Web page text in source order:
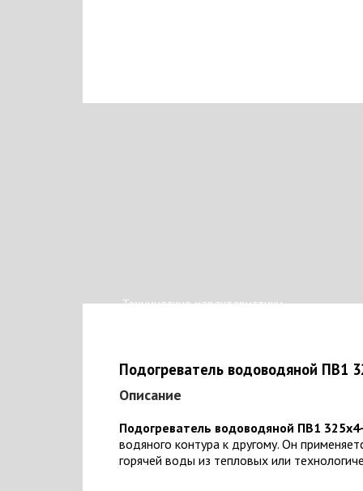
Технические характеристики
Подогреватель водоводяной ПВ1
Описание
Подогреватель водоводяной ПВ1
водяного контура к другому. Он
горячей воды из тепловых или